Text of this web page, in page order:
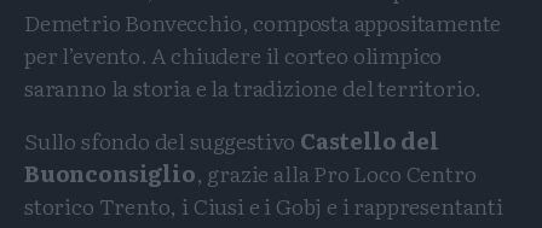
Demetrio Bonvecchio, composta appositamente
per l’evento. A chiudere il corteo olimpico
saranno la storia e la tradizione del territorio.
Sullo sfondo del suggestivo Castello del
Buonconsiglio, grazie alla Pro Loco Centro
storico Trento, i Ciusi e i Gobj e i rappresentanti